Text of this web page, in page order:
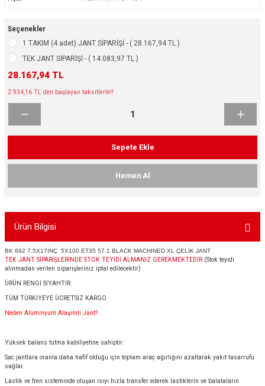
Lastikleri
/ KROM SERİ
Seçenekler
1 TAKIM (4 adet) JANT SİPARİŞİ - ( 28.167,94 TL )
TEK JANT SİPARİŞİ - ( 14.083,97 TL )
28.167,94 TL
2.934,16 TL den başlayan taksitlerle!!
Sepete Ekle
Hemen Al
Ürün Bilgisi
BK 692 7.5X17İNÇ 5X100 ET35 57.1 BLACK MACHINED XL ÇELİK JANT
TEK JANT SİPARİŞLERİNDE STOK TEYİDİ ALMANIZ GEREKMEKTEDİR. (Stok teyidi
alınmadan verilen siparişleriniz iptal edilecektir)
ÜRÜN RENGİ SİYAHTIR.
TÜM TÜRKİYEYE ÜCRETSİZ KARGO
Neden Alüminyum Alaşımlı Jant?
Yüksek balans tutma kabiliyetine sahiptir.
Sac jantlara oranla daha hafif olduğu için toplam araç ağırlığını azaltarak yakıt tasarrufu
sağlar.
Lastik ve fren sisteminde oluşan ısıyı hızla transfer ederek lastiklerin ve balataların